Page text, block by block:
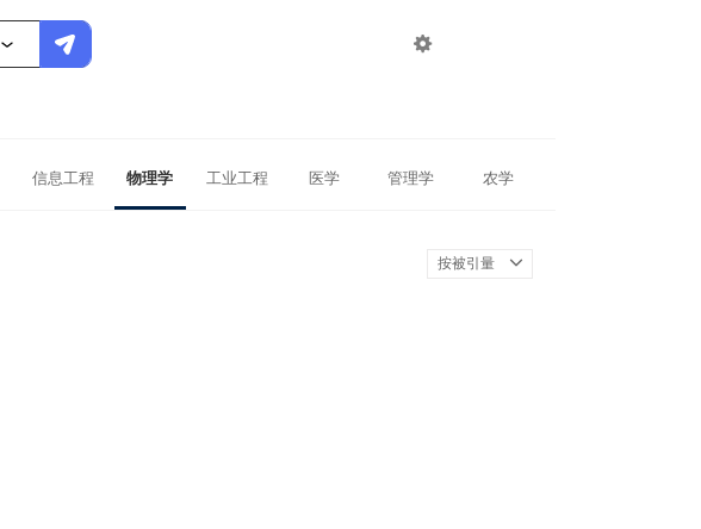

信息工程 物理学 工业工程 医学 管理学 农学
按被引量